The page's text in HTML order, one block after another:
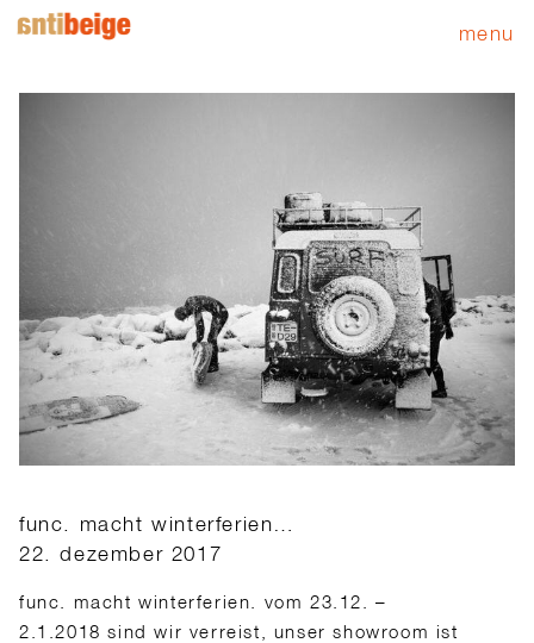
menu
func. macht winterferien…
22. dezember 2017
func. macht winterferien. vom 23.12. –
2.1.2018 sind wir verreist, unser showroom ist